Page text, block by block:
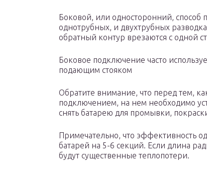
Боковой, или односторонний, способ
однотрубных, и двухтрубных
обратный контур врезаются с одной
Боковое подключение часто
подающим стояком
Обратите внимание, что перед тем,
подключением, на нем необходимо
снять батарею для промывки,
Примечательно, что эффективность
батарей на 5-6 секций. Если длина
будут существенные теплопотери.